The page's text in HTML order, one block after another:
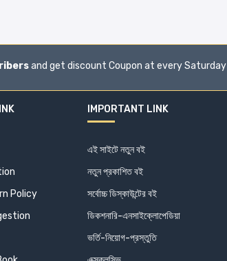
and get discount Coupon at every Saturday
Policy
IMPORTANT LINK
এই সাইটে নতুন বই
নতুন প্রকাশিত বই
সর্বোচ্চ ডিস্কাউন্টের বই
ডিকশনারি-এনসাইক্লোপেডিয়া
ভর্তি-নিয়োগ-প্রস্তুতি